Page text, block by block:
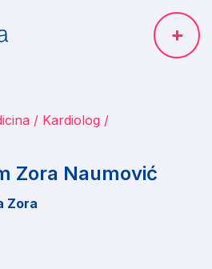
Kardiolog
Zora Naumović
Zora